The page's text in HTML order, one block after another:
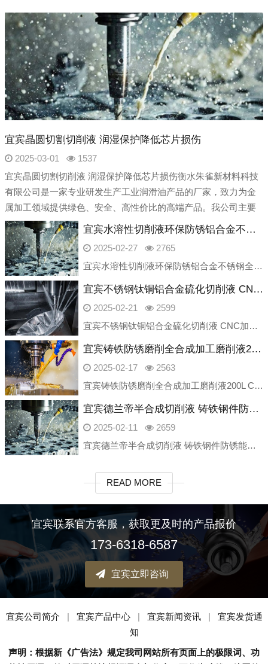
宜宾晶圆切割切削液 润湿保护降低芯片损伤
2025-03-01
1537
宜宾晶圆切割切削液 润湿保护降低芯片损伤衡水朱雀新材料科技
有限公司是一家专业研发生产工业润滑油产品的厂家，致力为金
属加工领域提供绿色、安全、高性价比的高端产品。我公司主要
产品产品包含：切削液、乳化油、磨削
宜宾水溶性切削液环保防锈铝合金不锈钢全合成车床冷却液
2025-02-27
2765
宜宾水溶性切削液环保防锈铝合金不锈钢全合成车床冷却液衡水朱雀新材料科技有限公司是一家专业研发生产工业润滑油产品的厂家，致力为金属加工领域提供绿色、安全、高性价比的高端产品。我公司主要产品产品包含：切削液、
宜宾不锈钢钛铜铝合金硫化切削液 CNC加工中心车床 全合成 磨削油厂家
2025-02-21
2599
宜宾不锈钢钛铜铝合金硫化切削液 CNC加工中心车床 全合成 磨削油厂家衡水朱雀新材料科技有限公司是一家专业研发生产工业润滑油产品的厂家，致力为金属加工领域提供绿色、安全、高性价比的高端产品。我公司主要产品
宜宾铸铁防锈磨削全合成加工磨削液200L CNC加工中心绿色车床切削液
2025-02-17
2563
宜宾铸铁防锈磨削全合成加工磨削液200L CNC加工中心绿色车床切削液衡水朱雀新材料科技有限公司是一家专业研发生产工业润滑油产品的厂家，致力为金属加工领域提供绿色、安全、高性价比的高端产品。我公司主要产品
宜宾德兰帝半合成切削液 铸铁钢件防锈能力强 黑色金属磨削润滑
2025-02-11
2659
宜宾德兰帝半合成切削液 铸铁钢件防锈能力强 黑色金属磨削润滑衡水朱雀新材料科技有限公司是一家专业研发生产工业润滑油产品的厂家，致力为金属加工领域提供绿色、安全、高性价比的高端产品。我公司主要产品产品包含：
READ MORE
宜宾联系官方客服，获取更及时的产品报价
173-6318-6587
宜宾立即咨询
宜宾公司简介 | 宜宾产品中心 | 宜宾新闻资讯 |
宜宾发货通
知
声明：根据新《广告法》规定我司网站所有页面上的极限词、功